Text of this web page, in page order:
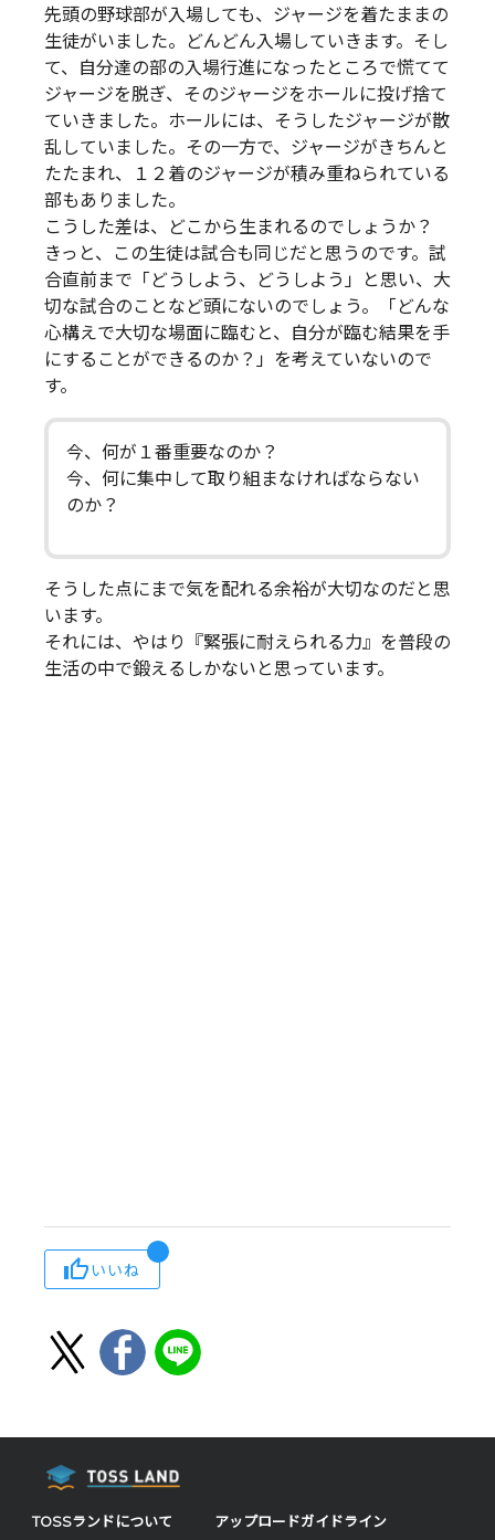
先頭の野球部が入場しても、ジャージを着たままの
生徒がいました。どんどん入場していきます。そし
て、自分達の部の入場行進になったところで慌てて
ジャージを脱ぎ、そのジャージをホールに投げ捨て
ていきました。ホールには、そうしたジャージが散
乱していました。その一方で、ジャージがきちんと
たたまれ、１２着のジャージが積み重ねられている
部もありました。
こうした差は、どこから生まれるのでしょうか？
きっと、この生徒は試合も同じだと思うのです。試
合直前まで「どうしよう、どうしよう」と思い、大
切な試合のことなど頭にないのでしょう。「どんな
心構えで大切な場面に臨むと、自分が臨む結果を手
にすることができるのか？」を考えていないので
す。
今、何が１番重要なのか？
今、何に集中して取り組まなければならない
のか？
そうした点にまで気を配れる余裕が大切なのだと思
います。
それには、やはり『緊張に耐えられる力』を普段の
生活の中で鍛えるしかないと思っています。
いいね
TOSSランドについて アップロードガイドライン